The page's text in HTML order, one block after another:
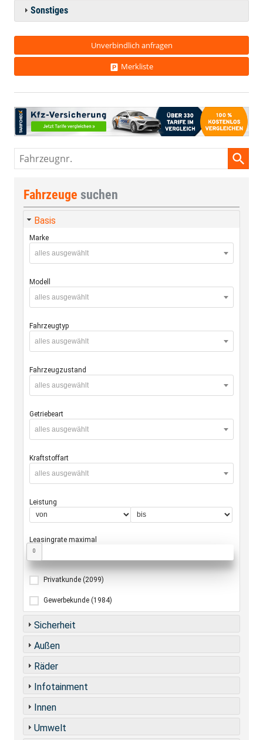
Sonstiges
Unverbindlich anfragen
Merkliste
Fahrzeugnr.
Fahrzeuge suchen
Basis
Marke
alles ausgewählt
Modell
alles ausgewählt
Fahrzeugtyp
alles ausgewählt
Fahrzeugzustand
alles ausgewählt
Getriebeart
alles ausgewählt
Kraftstoffart
alles ausgewählt
Leistung
Leasingrate maximal
0
Privatkunde (2099)
Gewerbekunde (1984)
Sicherheit
Außen
Räder
Infotainment
Innen
Umwelt